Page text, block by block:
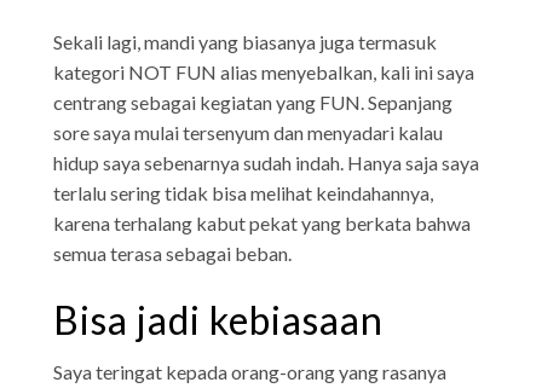
Sekali lagi, mandi yang biasanya juga termasuk
kategori NOT FUN alias menyebalkan, kali ini saya
centrang sebagai kegiatan yang FUN. Sepanjang
sore saya mulai tersenyum dan menyadari kalau
hidup saya sebenarnya sudah indah. Hanya saja saya
terlalu sering tidak bisa melihat keindahannya,
karena terhalang kabut pekat yang berkata bahwa
semua terasa sebagai beban.
Bisa jadi kebiasaan
Saya teringat kepada orang-orang yang rasanya